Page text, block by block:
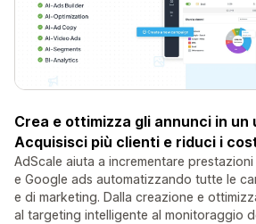
Crea e ottimizza gli annunci in un
Acquisisci più clienti e riduci i
AdScale aiuta a incrementare
e Google ads automatizzando tutte le
e di marketing. Dalla creazione e
al targeting intelligente al monitoraggio